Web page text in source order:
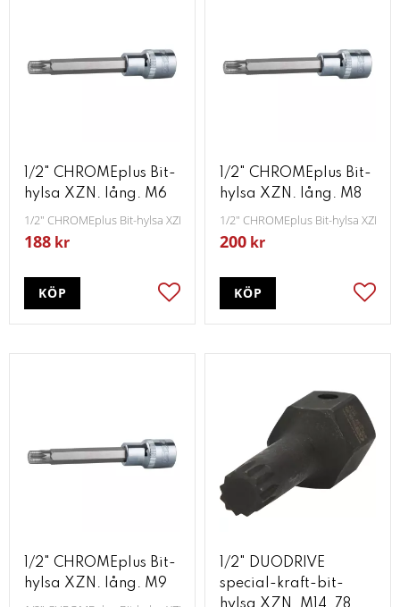
1/2" CHROMEplus Bit-
hylsa XZN. lång. M6
1/2" CHROMEplus Bit-hylsa XZN lång M6
188 kr
Lägg till i favoriter
KÖP
1/2" CHROMEplus Bit-
hylsa XZN. lång. M8
1/2" CHROMEplus Bit-hylsa XZN
200 kr
KÖP
1/2" CHROMEplus Bit-
hylsa XZN. lång. M9
1/2" DUODRIVE
special-kraft-bit-